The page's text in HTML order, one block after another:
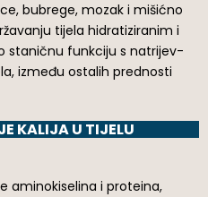
bubrege, mozak i mišićno
tijela hidratiziranim i
staničnu funkciju s natrijev-
između ostalih prednosti
KALIJA U TIJELU
aminokiselina i proteina,